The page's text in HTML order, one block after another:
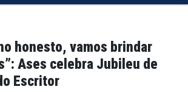
honesto, vamos brindar
Ases celebra Jubileu de
Escritor